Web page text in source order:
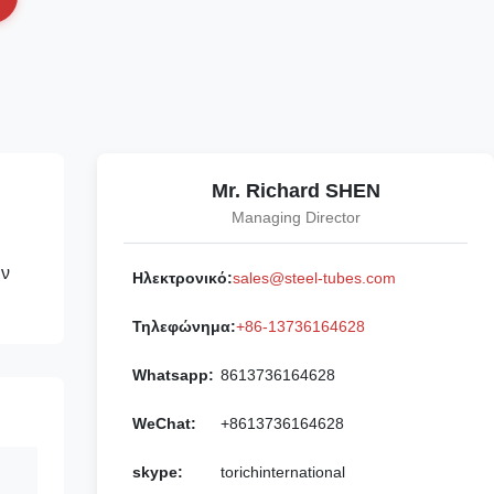
Mr. Richard SHEN
Managing Director
Ηλεκτρονικό:sales@steel-tubes.com
Τηλεφώνημα:+86-13736164628
Whatsapp: 8613736164628
WeChat: +8613736164628
skype: torichinternational